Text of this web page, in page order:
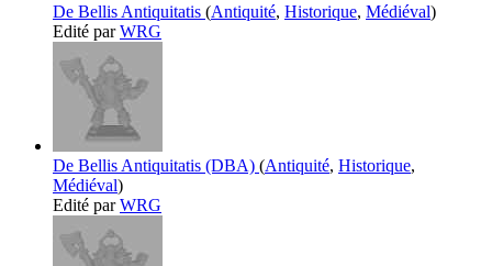
De Bellis Antiquitatis (Antiquité, Historique, Médiéval)
Edité parWRG
De Bellis Antiquitatis (DBA) (Antiquité, Historique,
Médiéval)
Edité parWRG